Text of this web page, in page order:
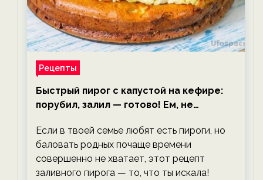
Рецепты
Быстрый пирог с капустой на кефире:
порубил, залил — готово! Ем, не
Если в твоей семье любят есть пироги, но
баловать родных почаще времени
совершенно не хватает, этот рецепт
заливного пирога — то, что ты искала!